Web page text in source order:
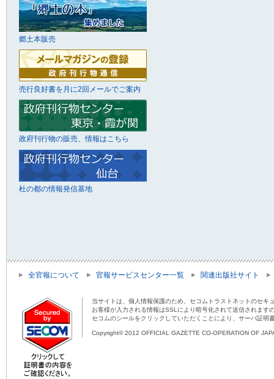
郷土本販売
売行良好書を月に2回メールでご案内
政府刊行物の販売、情報はこちら
杜の都の情報発信基地
全官報について 官報サービスセンター一覧 関連出版社サイト
当サイトは、個人情報保護のため、セコムトラストネットのセキ
お客様が入力される情報はSSLにより暗号化されて送信されま
セコムのシールをクリックしていただくことにより、サーバ証明
Copyright© 2012 OFFICIAL GAZETTE CO-OPERATION OF